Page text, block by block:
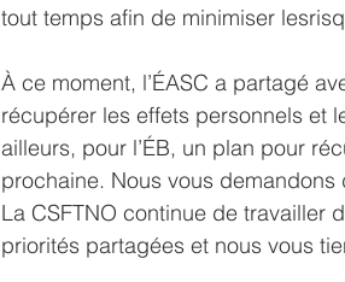
tout temps afin de minimiser
À ce moment, l’ÉASC a partagé
récupérer les effets personnels et
ailleurs, pour l’ÉB, un plan pour
prochaine. Nous vous
La CSFTNO continue de travailler
priorités partagées et nous vous